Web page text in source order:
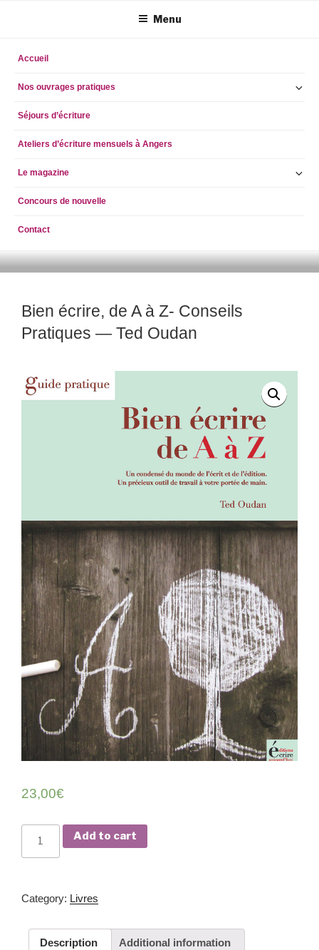
principal
Menu
Accueil
Nos ouvrages pratiques
Séjours d’écriture
Ateliers d’écriture mensuels à Angers
Le magazine
Concours de nouvelle
Contact
ECRIRE AUJOURD'HUI
Bien écrire, de A à Z- Conseils
Pratiques — Ted Oudan
23,00€
à
Add to cart
Cat­e­go­ry: Livres
Description Addi­tion­al information